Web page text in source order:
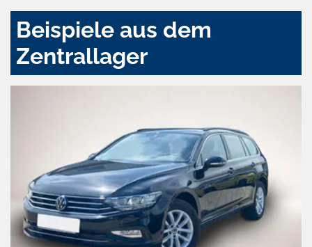
Beispiele aus dem
Zentrallager